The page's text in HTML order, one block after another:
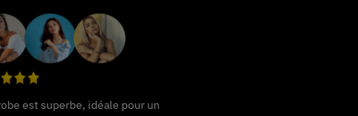
est superbe, idéale pour un